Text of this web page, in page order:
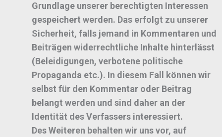
Grundlage unserer berechtigten Interessen
gespeichert werden. Das erfolgt zu unserer
Sicherheit, falls jemand in Kommentaren und
Beiträgen widerrechtliche Inhalte hinterlässt
(Beleidigungen, verbotene politische
Propaganda etc.). In diesem Fall können wir
selbst für den Kommentar oder Beitrag
belangt werden und sind daher an der
Identität des Verfassers interessiert.
Des Weiteren behalten wir uns vor, auf